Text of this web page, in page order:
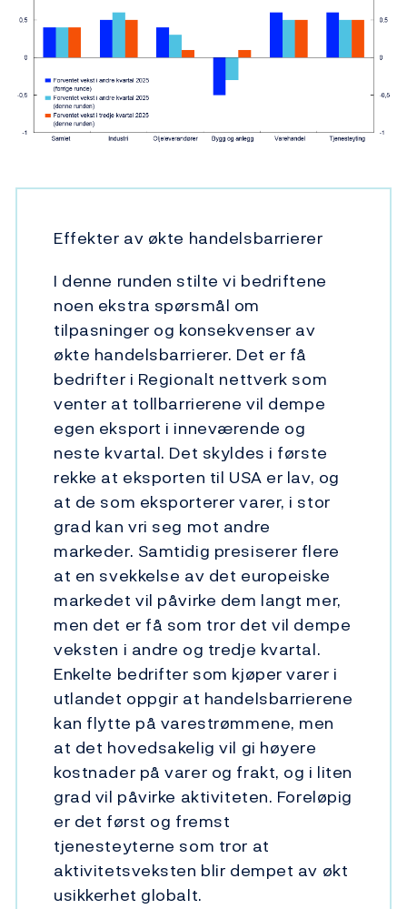
Effekter av økte handelsbarrierer
I denne runden stilte vi bedriftene
noen ekstra spørsmål om
tilpasninger og konsekvenser av
økte handelsbarrierer. Det er få
bedrifter i Regionalt nettverk som
venter at tollbarrierene vil dempe
egen eksport i inneværende og
neste kvartal. Det skyldes i første
rekke at eksporten til USA er lav, og
at de som eksporterer varer, i stor
grad kan vri seg mot andre
markeder. Samtidig presiserer flere
at en svekkelse av det europeiske
markedet vil påvirke dem langt mer,
men det er få som tror det vil dempe
veksten i andre og tredje kvartal.
Enkelte bedrifter som kjøper varer i
utlandet oppgir at handelsbarrierene
kan flytte på varestrømmene, men
at det hovedsakelig vil gi høyere
kostnader på varer og frakt, og i liten
grad vil påvirke aktiviteten. Foreløpig
er det først og fremst
tjenesteyterne som tror at
aktivitetsveksten blir dempet av økt
usikkerhet globalt.